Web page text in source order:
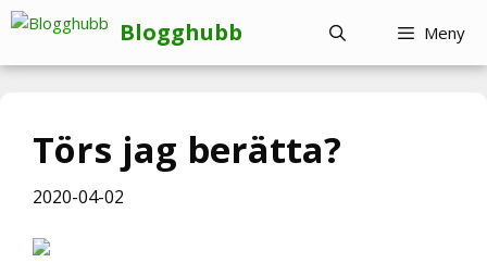
Hoppa
innehåll
Blogghubb Meny
Törs jag berätta?
2020-04-02